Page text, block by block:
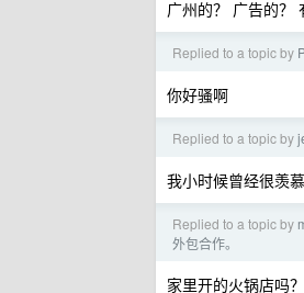
广州的？ 广告的？
Replied to a topic by
你好骚啊
Replied to a topic by
我小时候曾经很羡
Replied to a topic by
外包合作。
家里开的火锅店吗？